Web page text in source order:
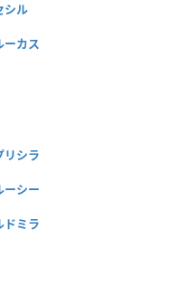
シル
ーカス
リシラ
ーシー
ドミラ